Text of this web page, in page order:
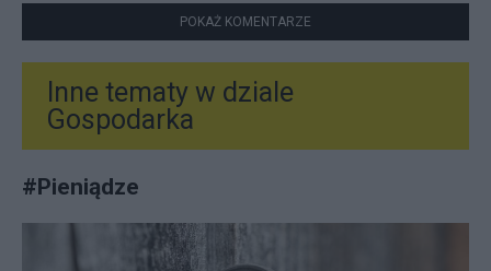
POKAŻ KOMENTARZE
Inne tematy w dziale
Gospodarka
#Pieniądze